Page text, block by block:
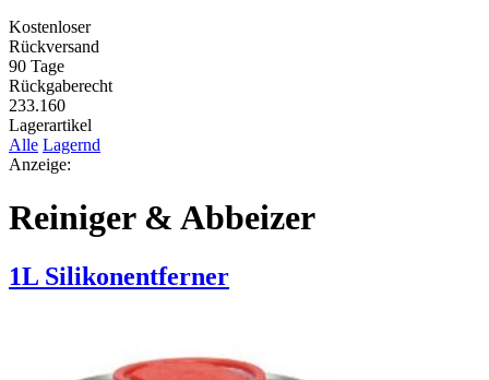
Kostenloser
Rückversand
90 Tage
Rückgaberecht
233.160
Lagerartikel
Alle Lagernd
Anzeige:
Reiniger & Abbeizer
1L Silikonentferner